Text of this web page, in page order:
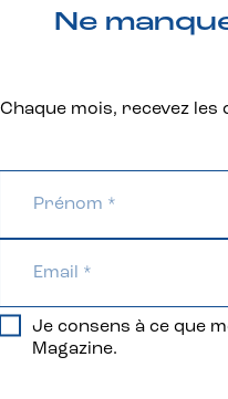
Ne
Chaque mois, recevez
Je consens à ce que
Magazine.